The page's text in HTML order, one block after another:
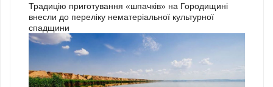
Традицію приготування «шпачків» на Городищині
внесли до переліку нематеріальної культурної
спадщини